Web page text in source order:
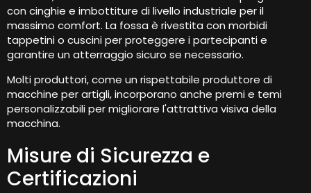
con cinghie e imbottiture di livello industriale per il
massimo comfort. La fossa è rivestita con morbidi
tappetini o cuscini per proteggere i partecipanti e
garantire un atterraggio sicuro se necessario.
Molti produttori, come un rispettabile produttore di
macchine per artigli, incorporano anche premi e temi
personalizzabili per migliorare l'attrattiva visiva della
macchina.
Misure di Sicurezza e
Certificazioni